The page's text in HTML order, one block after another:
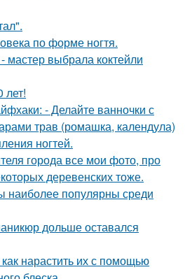
по форме ногтя.
мастер выбрала коктейли
лет!
- Делайте ванночки с
трав (ромашка, календула)
ногтей.
города все мои фото, про
деревенских тоже.
наиболее популярны среди
дольше оставался
нарастить их с помощью